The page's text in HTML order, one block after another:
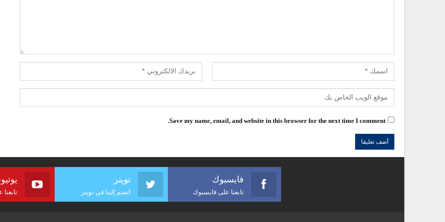
Save my name, email, and website in this browser for the next time I comment.
فايسبوك
تابعنا على فايسبوك
تويتر
انضم إلينا في تويتر